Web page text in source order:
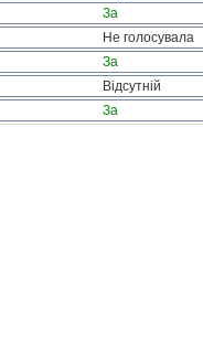
За
Не голосувала
За
Відсутній
За